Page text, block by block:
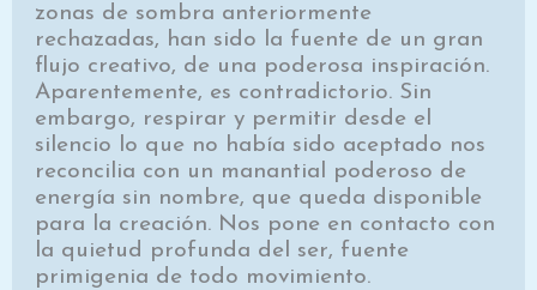
zonas de sombra anteriormente
rechazadas, han sido la fuente de un gran
flujo creativo, de una poderosa inspiración.
Aparentemente, es contradictorio. Sin
embargo, respirar y permitir desde el
silencio lo que no había sido aceptado nos
reconcilia con un manantial poderoso de
energía sin nombre, que queda disponible
para la creación. Nos pone en contacto con
la quietud profunda del ser, fuente
primigenia de todo movimiento.